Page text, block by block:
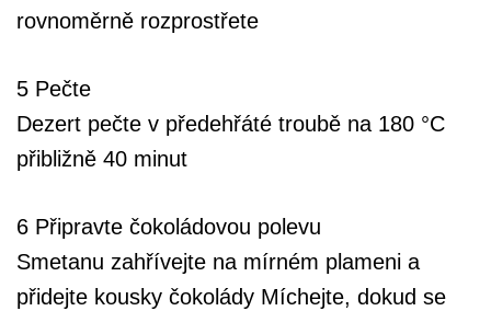
rovnoměrně rozprostřete
5 Pečte
Dezert pečte v předehřáté troubě na 180 °C
přibližně 40 minut
6 Připravte čokoládovou polevu
Smetanu zahřívejte na mírném plameni a
přidejte kousky čokolády Míchejte, dokud se